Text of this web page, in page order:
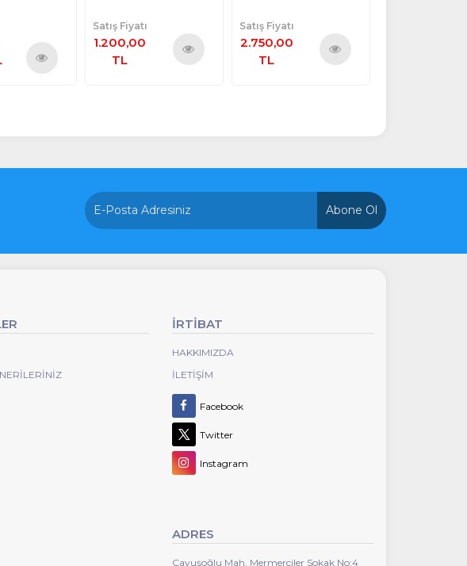
Satış Fiyatı
2.750,00
TL
Satış Fiyatı
1.500,00
TL
Abone Ol
İRTİBAT
HAKKIMIZDA
İLETIŞIM
Facebook
Twitter
Instagram
ADRES
Çavuşoğlu Mah. Mermerciler Sokak No:4